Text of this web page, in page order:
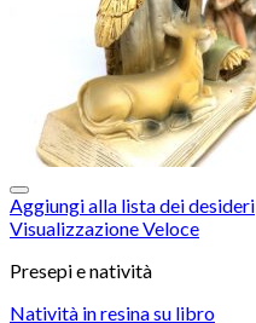
Aggiungi alla lista dei desideri
Visualizzazione Veloce
Presepi e natività
Natività in resina su libro